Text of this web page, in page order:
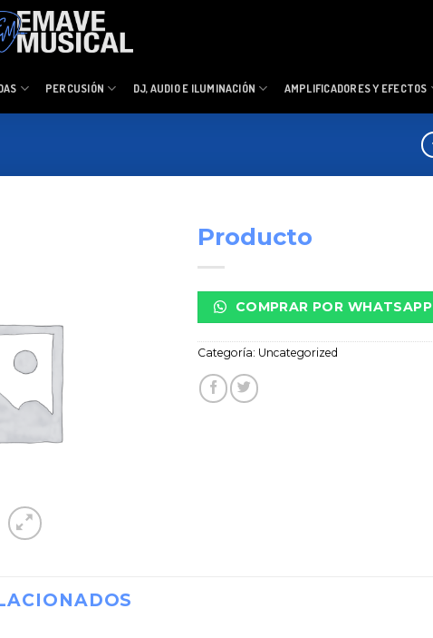
PERCUSIÓN DJ, AUDIO E ILUMINACIÓN AMPLIFICADORES Y EFECTOS
Producto
COMPRAR POR WHATSAPP
Categoría: Uncategorized